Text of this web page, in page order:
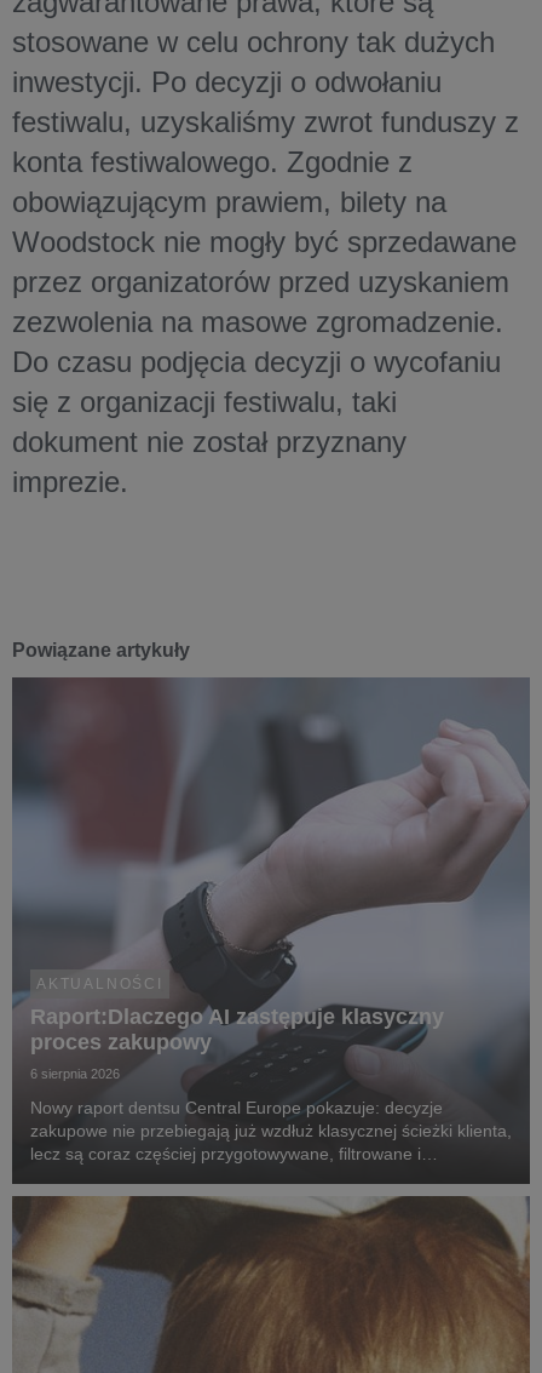
stosowane w celu ochrony tak dużych
inwestycji. Po decyzji o odwołaniu
festiwalu, uzyskaliśmy zwrot funduszy z
konta festiwalowego. Zgodnie z
obowiązującym prawiem, bilety na
Woodstock nie mogły być sprzedawane
przez organizatorów przed uzyskaniem
zezwolenia na masowe zgromadzenie.
Do czasu podjęcia decyzji o wycofaniu
się z organizacji festiwalu, taki
dokument nie został przyznany
imprezie.
Powiązane artykuły
AKTUALNOŚCI
Raport:Dlaczego AI zastępuje klasyczny
proces zakupowy
6 sierpnia 2026
Nowy raport dentsu Central Europe pokazuje: decyzje
zakupowe nie przebiegają już wzdłuż klasycznej ścieżki klienta,
lecz są coraz częściej przygotowywane, filtrowane i
inteligencji.